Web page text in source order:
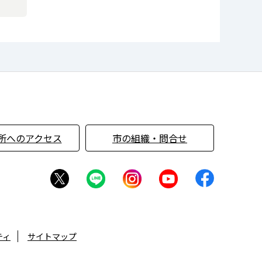
へのアクセス 市の組織・問合せ
サイトマップ